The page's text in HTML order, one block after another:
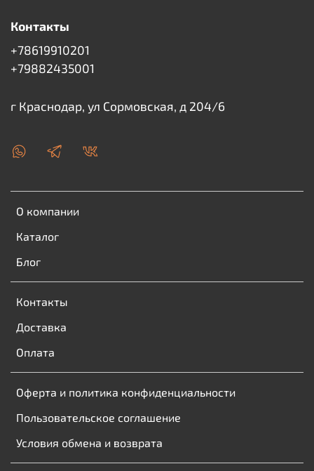
О компании
Каталог
Блог
Контакты
Доставка
Оплата
Оферта и политика конфиденциальности
Пользовательское соглашение
Условия обмена и возврата
Контакты
+78619910201
+79882435001
г Краснодар, ул Сормовская, д 204/6